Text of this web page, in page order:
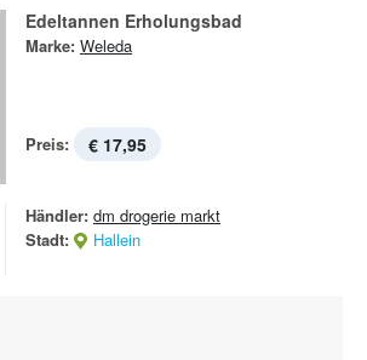
Edeltannen Erholungsbad
Marke: Weleda
Preis: € 17,95
Händler: dm drogerie markt
Stadt:
Hallein